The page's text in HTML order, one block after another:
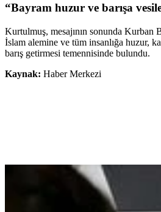
“Bayram huzur ve barışa
Kurtulmuş, mesajının sonunda Kurban
İslam alemine ve tüm insanlığa huzur,
barış getirmesi temennisinde bulundu.
Kaynak: Haber Merkezi